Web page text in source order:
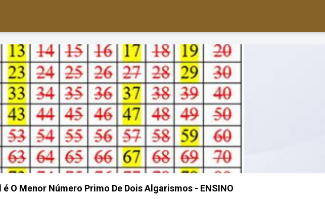
é O Menor Número Primo De Dois Algarismos - ENSINO